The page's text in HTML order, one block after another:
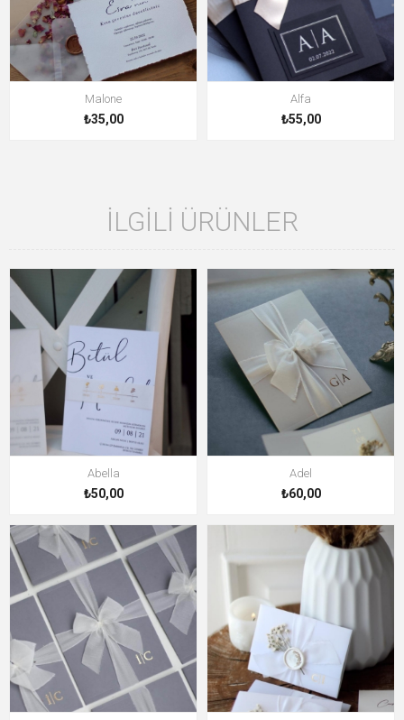
Malone
₺35,00
Alfa
₺55,00
İLGILI ÜRÜNLER
Abella
₺50,00
Adel
₺60,00